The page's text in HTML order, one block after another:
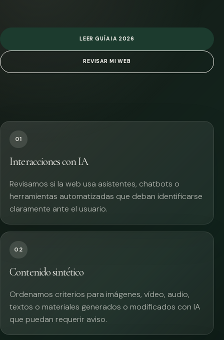
LEER GUÍA IA 2026
REVISAR MI WEB
01
Interacciones con IA
Revisamos si la web usa asistentes, chatbots o
herramientas automatizadas que deban identificarse
claramente ante el usuario.
02
Contenido sintético
Ordenamos criterios para imágenes, vídeo, audio,
textos o materiales generados o modificados con IA
que puedan requerir aviso.